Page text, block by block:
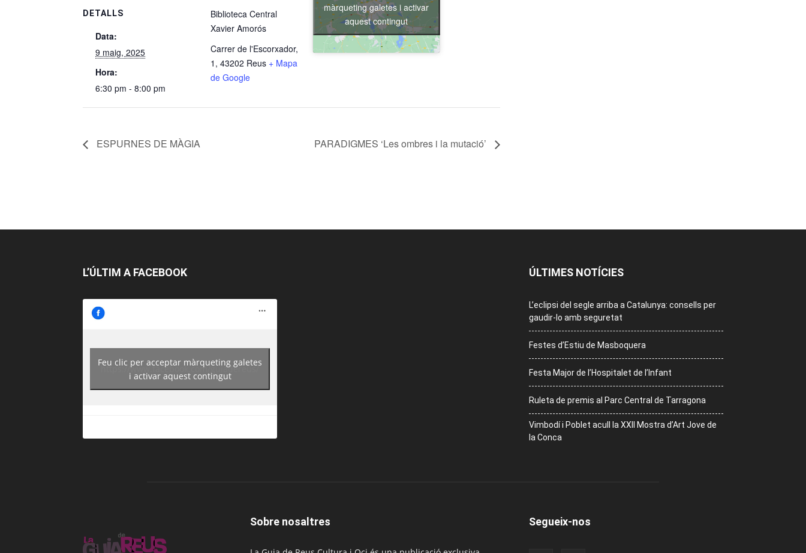
DETALLS
Data:
9 maig, 2025
Hora:
6:30 pm - 8:00 pm
Biblioteca Central
Xavier Amorós
Carrer de l'Escorxador,
1, 43202 Reus + Mapa
de Google
màrqueting galetes i activar
aquest contingut
ESPURNES DE MÀGIA PARADIGMES ‘Les ombres i la mutació’
L’ÚLTIM A FACEBOOK
https://www.facebook.com/guiadereus/
Feu clic per acceptar màrqueting galetes
i activar aquest contingut
ÚLTIMES NOTÍCIES
L’eclipsi del segle arriba a Catalunya: consells per
gaudir-lo amb seguretat
Festes d’Estiu de Masboquera
Festa Major de l’Hospitalet de l’Infant
Ruleta de premis al Parc Central de Tarragona
Vimbodí i Poblet acull la XXII Mostra d’Art Jove de
la Conca
Sobre nosaltres Segueix-nos